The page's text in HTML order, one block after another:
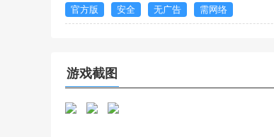
官方版 安全 无广告 需网络
游戏截图